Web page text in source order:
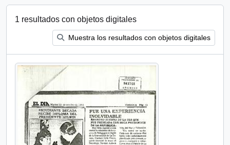
1 resultados con objetos digitales
Muestra los resultados con objetos digitales